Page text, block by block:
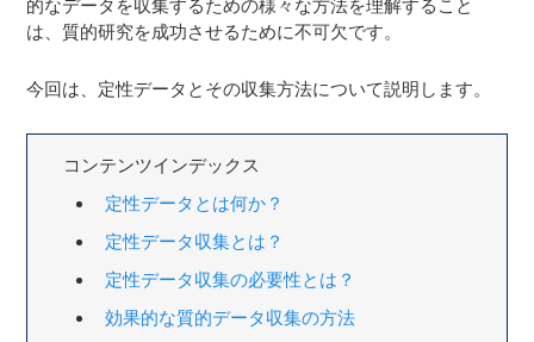
的なデータを収集するための様々な方法を理解すること
は、質的研究を成功させるために不可欠です。
今回は、定性データとその収集方法について説明します。
コンテンツインデックス
定性データとは何か？
定性データ収集とは？
定性データ収集の必要性とは？
効果的な質的データ収集の方法